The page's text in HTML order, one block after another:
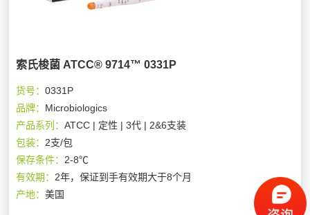
索氏梭菌 ATCC® 9714™ 0331P
货号：0331P
品牌： Microbiologics
产品系列：ATCC | 定性 | 3代 | 2&6支装
包装： 2支/包
保存条件： 2-8℃
有效期： 2年，保证到手有效期大于8个月
产地：美国